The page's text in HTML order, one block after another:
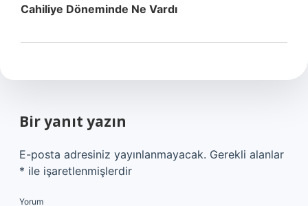
Cahiliye Döneminde Ne Vardı
Bir yanıt yazın
E-posta adresiniz yayınlanmayacak. Gerekli alanlar
* ile işaretlenmişlerdir
Yorum